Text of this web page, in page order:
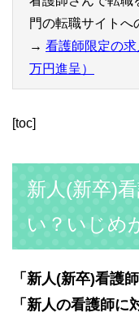
門の転職サイトへ
→ 看護師限定の
万円進呈）
[toc]
新人(新卒)
い？いじめ
「新人(新卒)看護
「新人の看護師に